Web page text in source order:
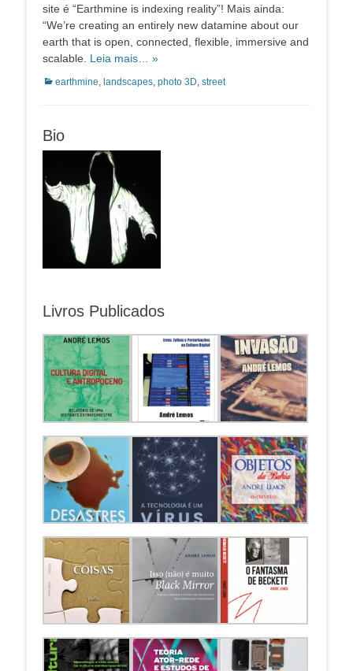
site é “Earthmine is indexing reality”! Mais ainda:
“We’re creating an entirely new datamine about our
earth that is open, connected, flexible, immersive and
scalable. Leia mais… »
Categorias:
earthmine, landscapes, photo 3D, street
Bio
Livros Publicados